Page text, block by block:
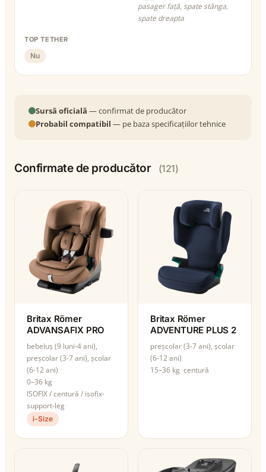
pasager față, spate stânga,
spate dreapta
TOP TETHER
Nu
Sursă oficială — confirmat de producător
Probabil compatibil — pe baza specificațiilor tehnice
Confirmate de producător (121)
Britax Römer
ADVANSAFIX PRO
bebeluș (9 luni-4 ani),
preșcolar (3-7 ani), școlar
(6-12 ani)
0–36 kg
ISOFIX / centură / isofix-
support-leg
i-Size
Britax Römer
ADVENTURE PLUS 2
preșcolar (3-7 ani), școlar
(6-12 ani)
15–36 kg centură